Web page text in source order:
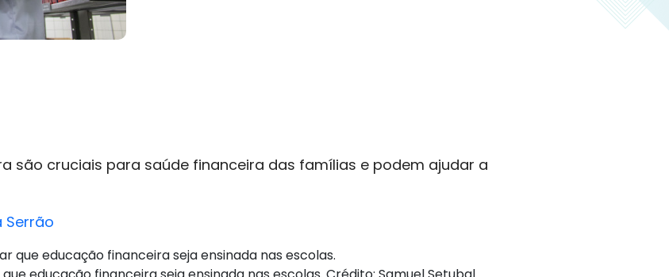
são cruciais para saúde financeira das famílias e podem ajudar a
Serrão